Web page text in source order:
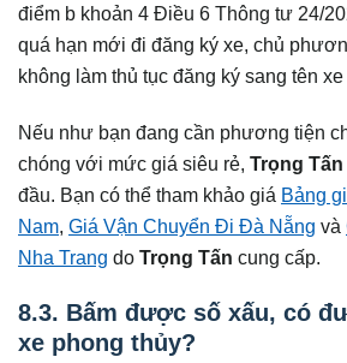
điểm b khoản 4 Điều 6 Thông tư 24/
quá hạn mới đi đăng ký xe, chủ
không làm thủ tục đăng ký sang tên
Nếu như bạn đang cần phương tiện
chóng với mức giá siêu rẻ, Trọng Tấn
đầu. Bạn có thể tham khảo giá Bảng
Nam, Giá Vận Chuyển Đi Đà Nẵng và
Nha Trang do Trọng Tấn cung cấp.
8.3. Bấm được số xấu, có
xe phong thủy?